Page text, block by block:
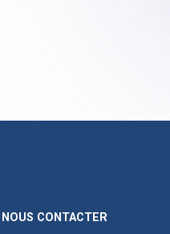
NOUS CONTACTER